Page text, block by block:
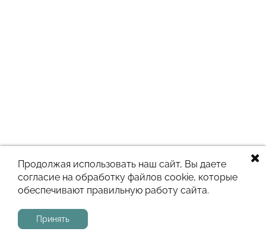
Продолжая использовать наш сайт, Вы даете
согласие на обработку файлов cookie, которые
обеспечивают правильную работу сайта.
Принять